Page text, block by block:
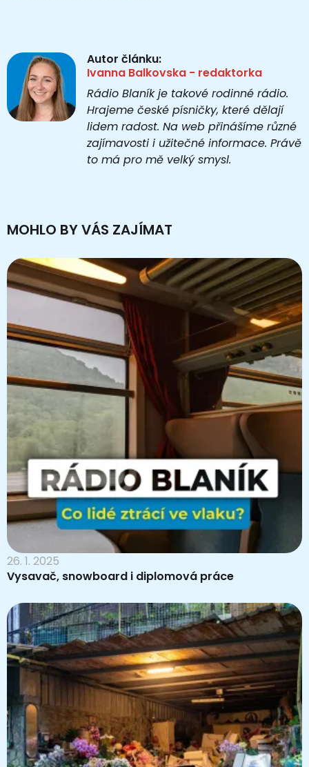
Autor článku:
Ivanna Balkovska - redaktorka
Rádio Blaník je takové rodinné rádio.
Hrajeme české písničky, které dělají
lidem radost. Na web přinášíme různé
zajímavosti i užitečné informace. Právě
to má pro mě velký smysl.
MOHLO BY VÁS ZAJÍMAT
26. 1. 2025
Vysavač, snowboard i diplomová práce